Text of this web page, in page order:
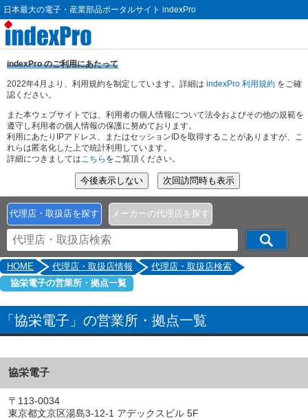
日本最大の電子・産業部品ポータルサイト indexPro
indexPro のご利用にあたって
2022年4月より、利用規約を制定しています。詳細は indexPro 利用規約 をご確
認ください。
また本ウェブサイトでは、利用者の個人情報について法令およびその他の規範を
遵守し利用者の個人情報の保護に努めております。
利用にあたりIPアドレス、またはセッションIDを取得することがありますが、こ
れらは匿名化した上で統計利用しています。
詳細につきましてはこちら をご覧頂ください。
代理店・取扱店を探す メーカーの代理店を探す
HOME 代理店・取扱店情報
代理店・取扱店検索
協栄電子の営業所・拠点一覧
「協栄電子」の営業所・拠点一覧
協栄電子
〒113-0034
東京都文京区湯島3-12-1 アデックスビル 5F